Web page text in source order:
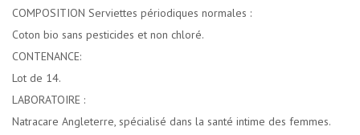
COMPOSITION Serviettes périodiques normales :
Coton bio sans pesticides et non chloré.
CONTENANCE:
Lot de 14.
LABORATOIRE :
Natracare Angleterre, spécialisé dans la santé intime des femmes.